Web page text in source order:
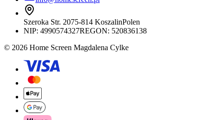
Szeroka Str. 2075-814 KoszalinPolen
NIP: 4990574327REGON: 520836138
© 2026 Home Screen Magdalena Cylke